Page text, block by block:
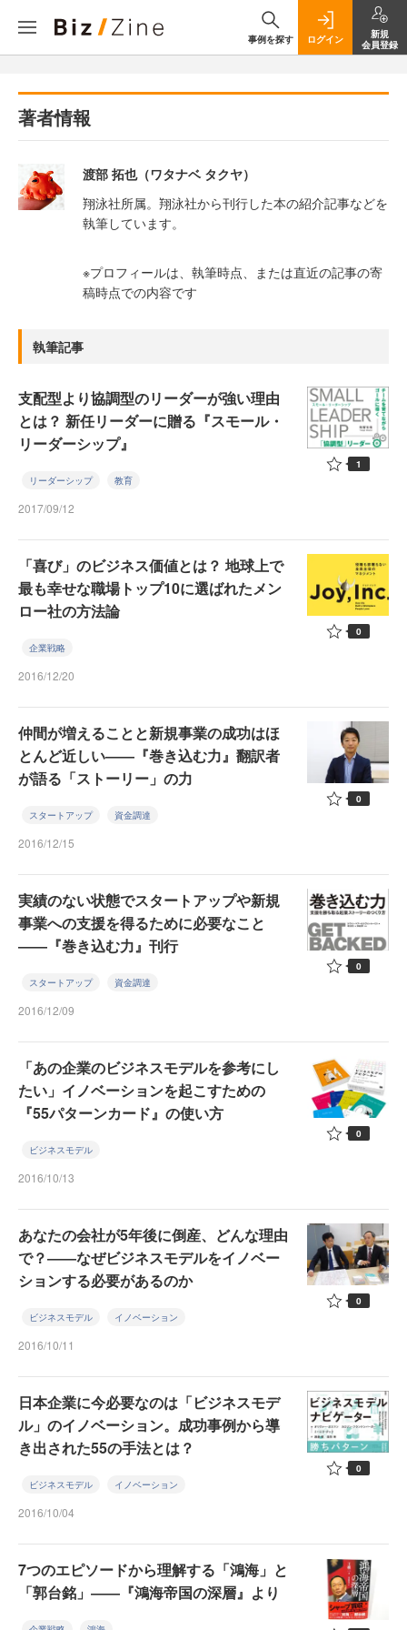
事例を探す ログイン
新規
会員登録
著者情報
渡部 拓也（ワタナベ タクヤ）
翔泳社所属。翔泳社から刊行した本の紹介記事などを
執筆しています。
※プロフィールは、執筆時点、または直近の記事の寄
稿時点での内容です
執筆記事
支配型より協調型のリーダーが強い理由
とは？ 新任リーダーに贈る『スモール・
リーダーシップ』
リーダーシップ 教育
2017/09/12
1
「喜び」のビジネス価値とは？ 地球上で
最も幸せな職場トップ10に選ばれたメン
ロー社の方法論
企業戦略
2016/12/20
0
仲間が増えることと新規事業の成功はほ
とんど近しい――『巻き込む力』翻訳者
が語る「ストーリー」の力
スタートアップ 資金調達
2016/12/15
0
実績のない状態でスタートアップや新規
事業への支援を得るために必要なこと
――『巻き込む力』刊行
スタートアップ 資金調達
2016/12/09
0
「あの企業のビジネスモデルを参考にし
たい」イノベーションを起こすための
『55パターンカード』の使い方
ビジネスモデル
2016/10/13
0
あなたの会社が5年後に倒産、どんな理由
で？――なぜビジネスモデルをイノベー
ションする必要があるのか
ビジネスモデル イノベーション
2016/10/11
0
日本企業に今必要なのは「ビジネスモデ
ル」のイノベーション。成功事例から導
き出された55の手法とは？
ビジネスモデル イノベーション
2016/10/04
0
7つのエピソードから理解する「鴻海」と
「郭台銘」――『鴻海帝国の深層』より